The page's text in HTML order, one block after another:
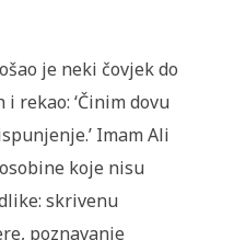
je neki čovjek do
rekao: ‘Činim dovu
Imam Ali
koje nisu
skrivenu
poznavanje